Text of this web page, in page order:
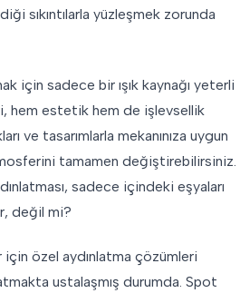
sıkıntılarla yüzleşmek zorunda
için sadece bir ışık kaynağı yeterli
hem estetik hem de işlevsellik
ve tasarımlarla mekanınıza uygun
tamamen değiştirebilirsiniz.
sadece içindeki eşyaları
değil mi?
özel aydınlatma çözümleri
ustalaşmış durumda. Spot